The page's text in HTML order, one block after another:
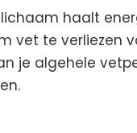
lichaam haalt
vet te verliezen
je algehele